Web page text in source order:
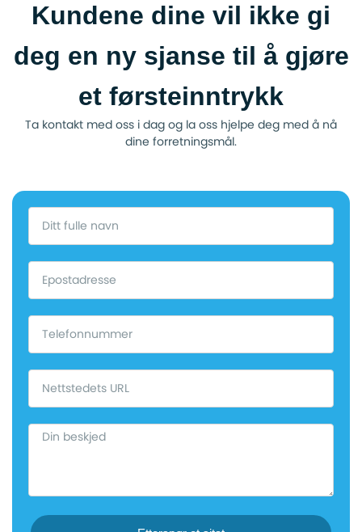
Kundene dine vil ikke gi
deg en ny sjanse til å gjøre
et førsteinntrykk
Ta kontakt med oss i dag og la oss hjelpe deg med å nå
dine forretningsmål.